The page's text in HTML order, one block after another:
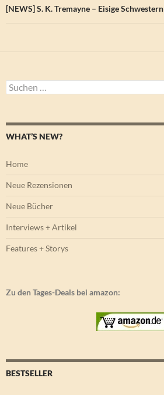
[NEWS] S. K. Tremayne – Eisige Schwestern
Suchen
nach:
WHAT’S NEW?
Home
Neue Rezensionen
Neue Bücher
Interviews + Artikel
Features + Storys
Zu den Tages-Deals bei amazon:
BESTSELLER